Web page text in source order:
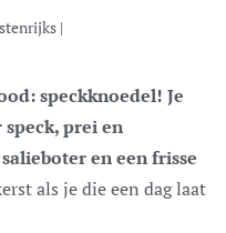
|
prei en
en een frisse
als je die een dag laat